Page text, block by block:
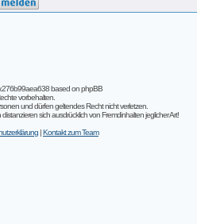
based onphpBB
vorbehalten.
und dürfen geltendes Recht nicht verletzen.
sich ausdrücklich von Fremdinhalten jeglicher Art!
|Kontakt zum Team